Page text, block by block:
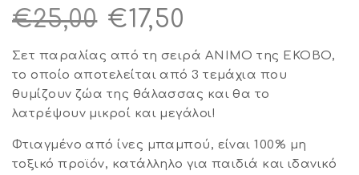
€25,00 Original
price
was:
€25,00.
€17,50
τρέχουσα
τιμή
είναι:
€17,50.
Σετ παραλίας από τη σειρά ANIMO της EKOBO,
το οποίο αποτελείται από 3 τεμάχια που
θυμίζουν ζώα της θάλασσας και θα το
λατρέψουν μικροί και μεγάλοι!
Φτιαγμένο από ίνες μπαμπού, είναι 100% μη
τοξικό προϊόν, κατάλληλο για παιδιά και ιδανικό